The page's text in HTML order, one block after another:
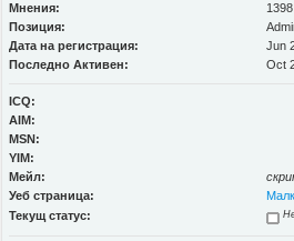
Мнения:
Позиция:
Дата на регистрация:
Jun
Последно Активен:
Oct
ICQ:
AIM:
MSN:
YIM:
Мейл:
Уеб страница:
Текущ статус: